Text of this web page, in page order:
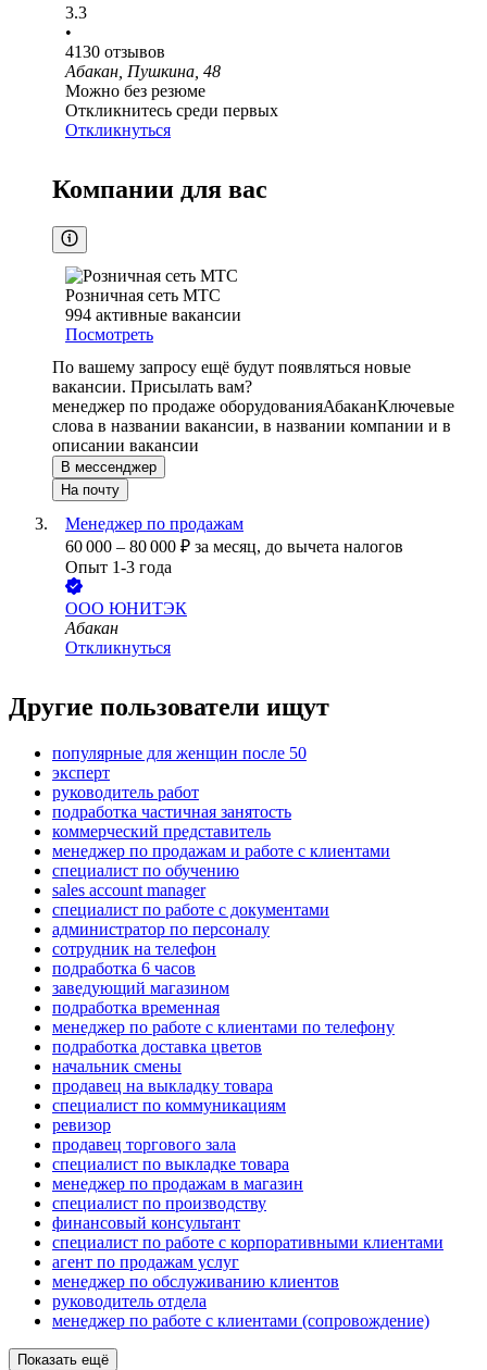
3.3
•
4130 отзывов
Абакан, Пушкина, 48
Можно без резюме
Откликнитесь среди первых
Откликнуться
Компании для вас
Розничная сеть МТС
994 активные вакансии
Посмотреть
По вашему запросу ещё будут появляться новые
вакансии. Присылать вам?
менеджер по продаже оборудованияАбаканКлючевые
слова в названии вакансии, в названии компании и в
описании вакансии
В мессенджер
На почту
Менеджер по продажам
60 000 – 80 000 ₽ за месяц, до вычета налогов
Опыт 1-3 года
ООО ЮНИТЭК
Абакан
Откликнуться
Другие пользователи ищут
популярные для женщин после 50
эксперт
руководитель работ
подработка частичная занятость
коммерческий представитель
менеджер по продажам и работе с клиентами
специалист по обучению
sales account manager
специалист по работе с документами
администратор по персоналу
сотрудник на телефон
подработка 6 часов
заведующий магазином
подработка временная
менеджер по работе с клиентами по телефону
подработка доставка цветов
начальник смены
продавец на выкладку товара
специалист по коммуникациям
ревизор
продавец торгового зала
специалист по выкладке товара
менеджер по продажам в магазин
специалист по производству
финансовый консультант
специалист по работе с корпоративными клиентами
агент по продажам услуг
менеджер по обслуживанию клиентов
руководитель отдела
менеджер по работе с клиентами (сопровождение)
Показать ещё